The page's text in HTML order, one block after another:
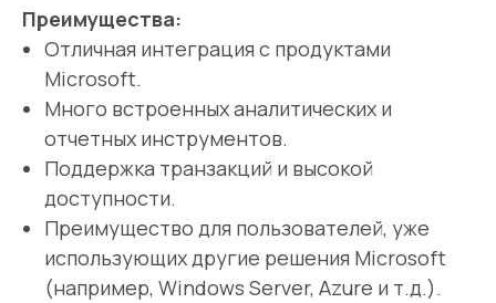
Преимущества:
Отличная интеграция с продуктами
Microsoft.
Много встроенных аналитических и
отчетных инструментов.
Поддержка транзакций и высокой
доступности.
Преимущество для пользователей, уже
использующих другие решения Microsoft
(например, Windows Server, Azure и т.д.).